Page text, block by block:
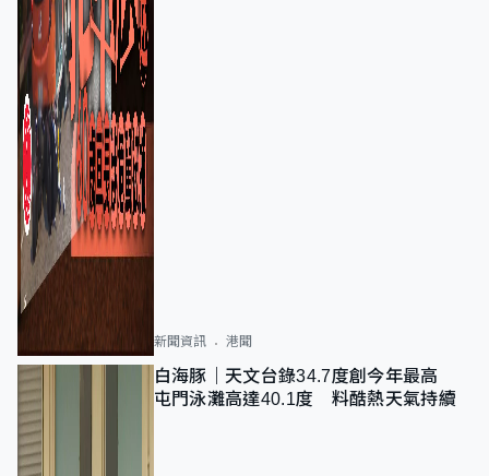
新聞資訊 港聞
白海豚｜天文台錄34.7度創今年最高
屯門泳灘高達40.1度 料酷熱天氣持續